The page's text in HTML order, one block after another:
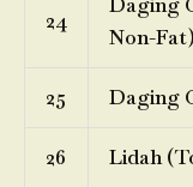
24
Non-Fat)
25 Daging
26 Lidah